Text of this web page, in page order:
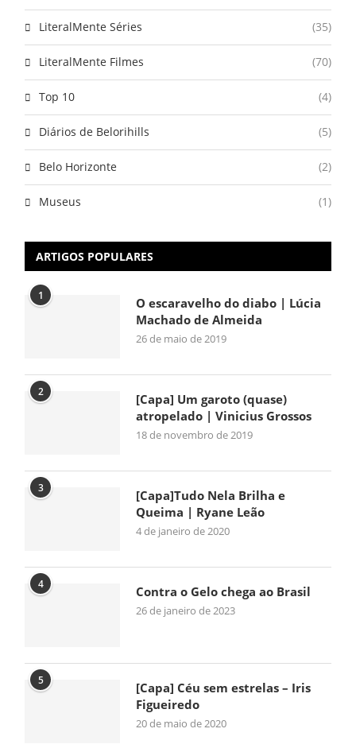
LiteralMente Séries (35)
LiteralMente Filmes (70)
Top 10 (4)
Diários de Belorihills (5)
Belo Horizonte (2)
Museus (1)
ARTIGOS POPULARES
1
O escaravelho do diabo | Lúcia
Machado de Almeida
26 de maio de 2019
2
[Capa] Um garoto (quase)
atropelado | Vinicius Grossos
18 de novembro de 2019
3
[Capa]Tudo Nela Brilha e
Queima | Ryane Leão
4 de janeiro de 2020
4 Contra o Gelo chega ao Brasil
26 de janeiro de 2023
5
[Capa] Céu sem estrelas – Iris
Figueiredo
20 de maio de 2020